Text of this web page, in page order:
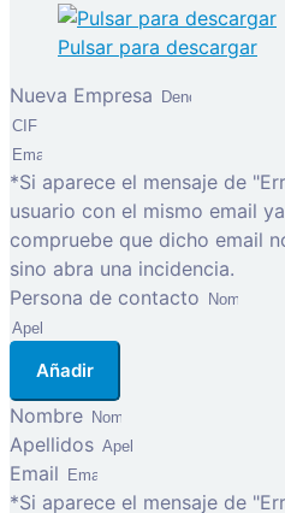
Pulsar para descargar
Nueva Empresa
*Si aparece el mensaje de
usuario con el mismo email
compruebe que dicho email
sino abra una incidencia.
Persona de contacto
Añadir
Nombre
Apellidos
Email
*Si aparece el mensaje de